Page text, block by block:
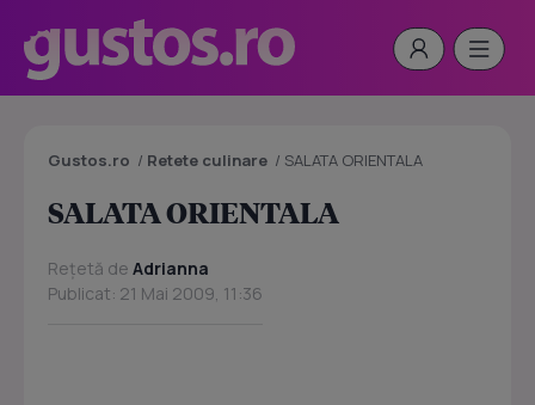
Gustos.ro / Retete culinare / SALATA ORIENTALA
SALATA ORIENTALA
Rețetă de Adrianna
Publicat: 21 Mai 2009, 11:36